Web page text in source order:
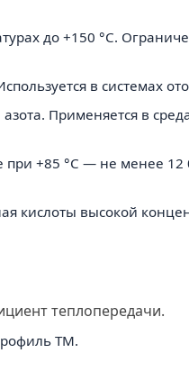
до +150 °C.
в системах
Применяется в
+85 °C — не менее 12
кислоты высокой
теплопередачи.
TM.